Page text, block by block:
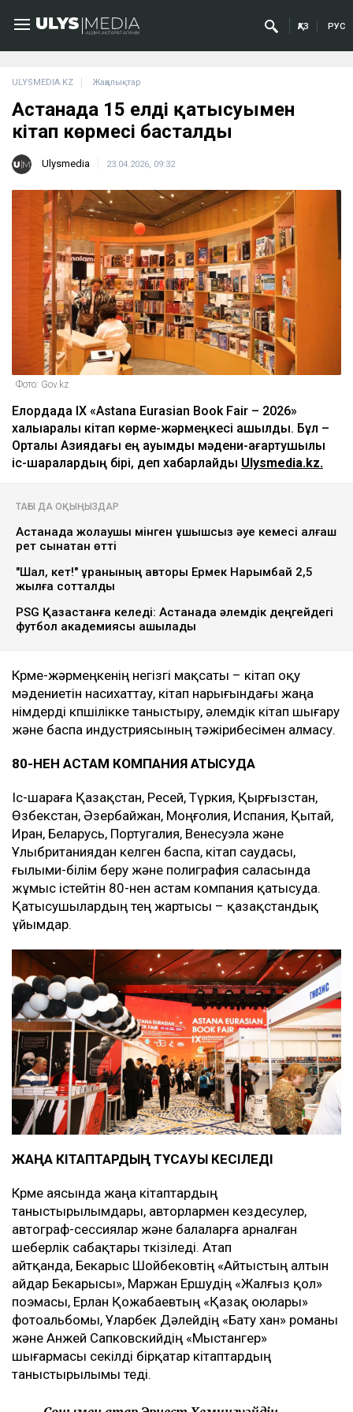
ҚАЗ РУС
ULYSMEDIA.KZ Жаңалықтар
Астанада 15 елдің қатысуымен
кітап көрмесі басталды
Ulysmedia 23.04.2026, 09:32
Фото: Gov.kz
Елордада IX «Astana Eurasian Book Fair – 2026»
халықаралық кітап көрме-жәрмеңкесі ашылды. Бұл –
Орталық Азиядағы ең ауқымды мәдени-ағартушылық
іс-шаралардың бірі, деп хабарлайды Ulysmedia.kz.
ТАҒЫ ДА ОҚЫҢЫЗДАР
Астанада жолаушы мінген ұшқышсыз әуе кемесі алғаш
рет сынақтан өтті
"Шал, кет!" ұранының авторы Ермек Нарымбай 2,5
жылға сотталды
PSG Қазақстанға келеді: Астанада әлемдік деңгейдегі
футбол академиясы ашылады
Көрме-жәрмеңкенің негізгі мақсаты – кітап оқу
мәдениетін наси­хаттау, кітап нарығындағы жаңа
өнімдерді көпшілікке таныстыру, әлем­­дік кітап шығару
және баспа индустриясының тәжірибесімен ал­масу.
80-НЕН АСТАМ КОМПАНИЯ ҚАТЫСУДА
Іс-шараға Қазақстан, Ресей, Түркия, Қырғызстан,
Өзбекстан, Әзербайжан, Моңғолия, Испания, Қытай,
Иран, Беларусь, Португалия, Венесуэла және
Ұлыбританиядан келген баспа, кітап саудасы,
ғылыми-білім беру және полиграфия саласында
жұмыс істейтін 80-нен астам компания қатысуда.
Қатысушылардың тең жартысы – қазақстандық
ұйымдар.
ЖАҢА КІТАПТАРДЫҢ ТҰСАУЫ КЕСІЛЕДІ
Көрме аясында жаңа кітаптардың
таныстырылымдары, авторлармен кездесулер,
автограф-сессиялар және балаларға арналған
шеберлік сабақтары өткізіледі. Атап
айтқанда, Бекарыс Шойбековтің «Айтыстың алтын
айдар Бекарысы», Маржан Ершудің «Жалғыз қол»
поэмасы, Ерлан Қожабаевтың «Қазақ оюлары»
фотоальбомы, Ұларбек Дәлейдің «Бату хан» романы
және Анжей Сапковскийдің «Мыстангер»
шығармасы секілді бірқатар кітаптардың
таныстырылымы өтеді.